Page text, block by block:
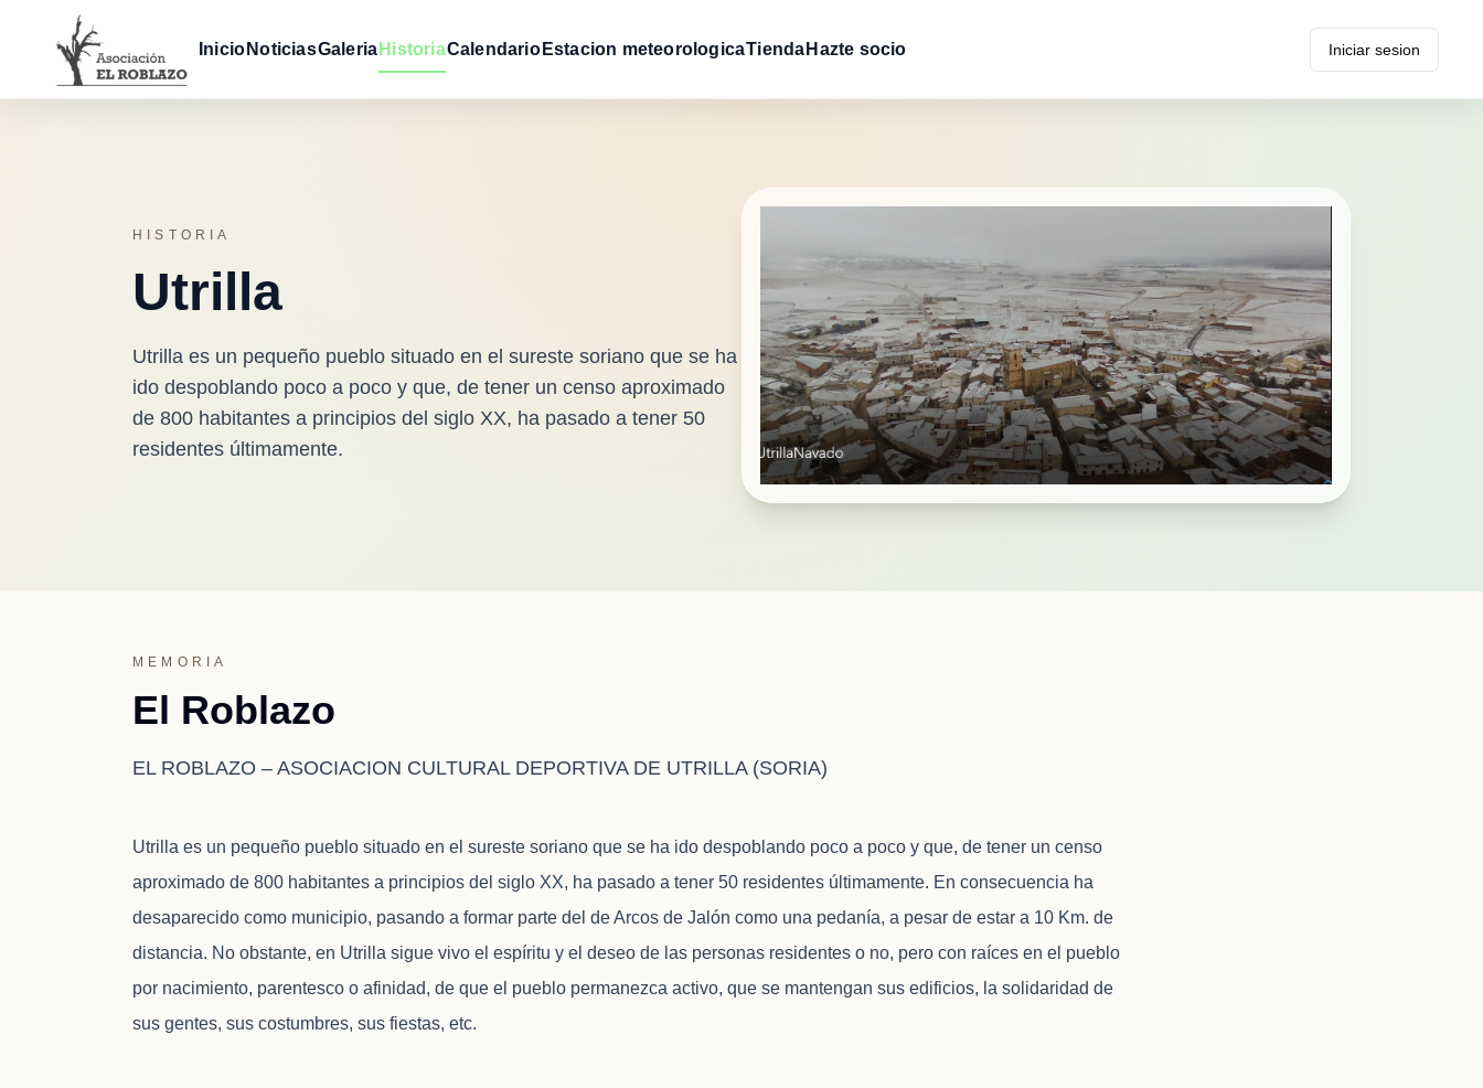
Inicio NoticiasGaleria HistoriaCalendario Estacion meteorologicaTienda Hazte socio Iniciar sesion
HISTORIA
Utrilla
Utrilla es un pequeño pueblo situado en el sureste soriano que se ha
ido despoblando poco a poco y que, de tener un censo aproximado
de 800 habitantes a principios del siglo XX, ha pasado a tener 50
residentes últimamente.
MEMORIA
El Roblazo
EL ROBLAZO – ASOCIACION CULTURAL DEPORTIVA DE UTRILLA (SORIA)
Utrilla es un pequeño pueblo situado en el sureste soriano que se ha ido despoblando poco a poco y que, de tener un censo
aproximado de 800 habitantes a principios del siglo XX, ha pasado a tener 50 residentes últimamente. En consecuencia ha
desaparecido como municipio, pasando a formar parte del de Arcos de Jalón como una pedanía, a pesar de estar a 10 Km. de
distancia. No obstante, en Utrilla sigue vivo el espíritu y el deseo de las personas residentes o no, pero con raíces en el pueblo
por nacimiento, parentesco o afinidad, de que el pueblo permanezca activo, que se mantengan sus edificios, la solidaridad de
sus gentes, sus costumbres, sus fiestas, etc.